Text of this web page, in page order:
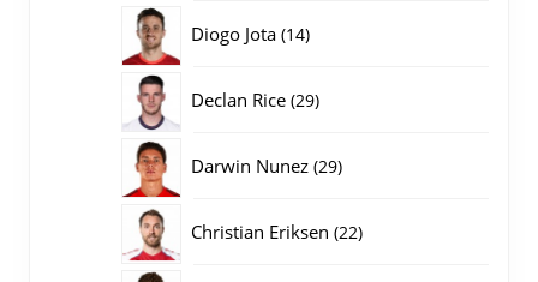
Diogo Jota 1414
Declan Rice 2929
Darwin Nunez 2929
Christian Eriksen 2222